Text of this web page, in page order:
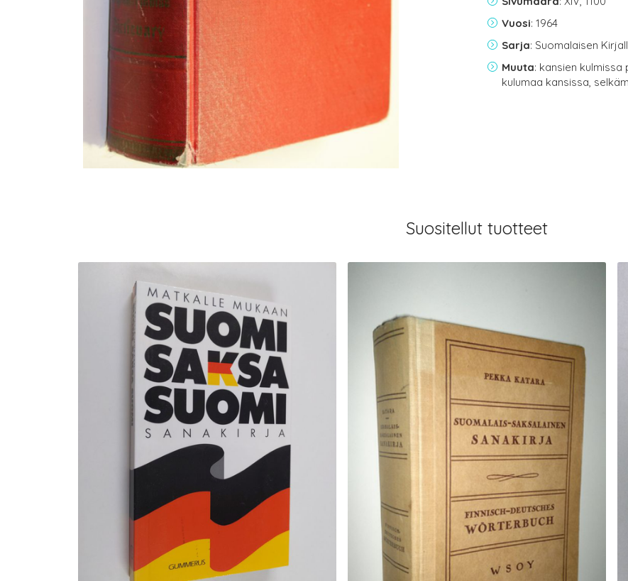
Vuosi: 1964
Sarja: Suomalaisen
Muuta: kansien
kulumaa kansissa,
Suositellut tuotteet